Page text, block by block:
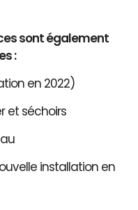
sont également
:
en 2022)
et séchoirs
installation en